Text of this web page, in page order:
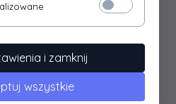
Promocja
i zamknij
wszystkie